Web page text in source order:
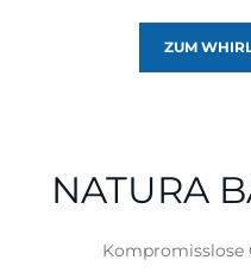
ZUM
NATURA
Kompromisslose